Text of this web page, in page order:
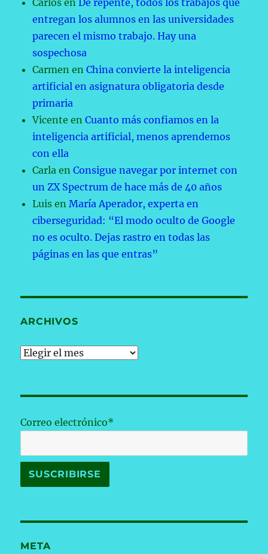
Carlos enDe repente, todos los trabajos que
entregan los alumnos en las universidades
parecen el mismo trabajo. Hay una
sospechosa
Carmen enChina convierte la inteligencia
artificial en asignatura obligatoria desde
primaria
Vicente enCuanto más confiamos en la
inteligencia artificial, menos aprendemos
con ella
Carla enConsigue navegar por internet con
un ZX Spectrum de hace más de 40 años
Luis enMaría Aperador, experta en
ciberseguridad: “El modo oculto de Google
no es oculto. Dejas rastro en todas las
páginas en las que entras”
ARCHIVOS
Archivos
Correo electrónico*
META